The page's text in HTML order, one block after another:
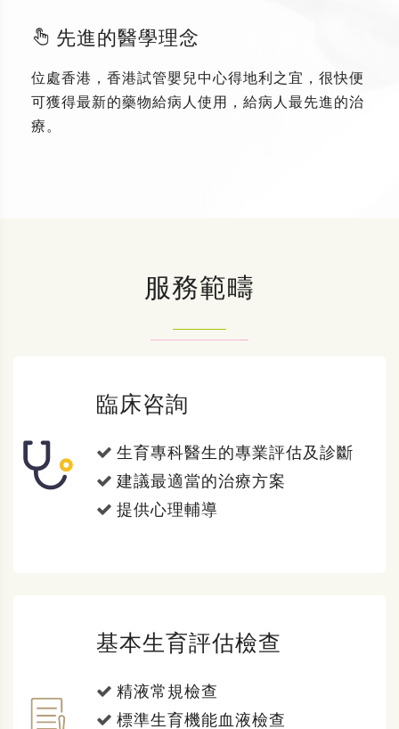
先進的醫學理念
位處香港，香港試管嬰兒中心得地利之宜，很快便
可獲得最新的藥物給病人使用，給病人最先進的治
療。
服務範疇
臨床咨詢
生育專科醫生的專業評估及診斷
建議最適當的治療方案
提供心理輔導
基本生育評估檢查
精液常規檢查
標準生育機能血液檢查